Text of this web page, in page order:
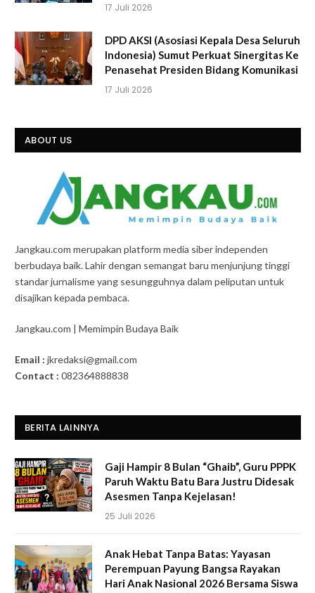
17 Juli 2026
DPD AKSI (Asosiasi Kepala Desa Seluruh
Indonesia) Sumut Perkuat Sinergitas Ke
Penasehat Presiden Bidang Komunikasi
17 Juli 2026
ABOUT US
Jangkau.com merupakan platform media siber independen
berbudaya baik. Lahir dengan semangat baru menjunjung tinggi
standar jurnalisme yang sesungguhnya dalam peliputan untuk
disajikan kepada pembaca.
Jangkau.com | Memimpin Budaya Baik
Email : jkredaksi@gmail.com
Contact : 082364888838
BERITA LAINNYA
Gaji Hampir 8 Bulan “Ghaib”, Guru PPPK
Paruh Waktu Batu Bara Justru Didesak
Asesmen Tanpa Kejelasan!
25 Juli 2026
Anak Hebat Tanpa Batas: Yayasan
Perempuan Payung Bangsa Rayakan
Hari Anak Nasional 2026 Bersama Siswa